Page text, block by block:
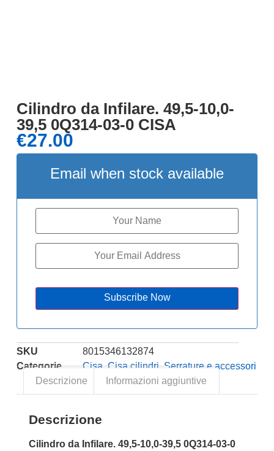
Cilindro da Infilare. 49,5-10,0-
39,5 0Q314-03-0 CISA
€27.00
Email when stock available
Subscribe Now
SKU
8015346132874
Categorie
Cisa,Cisa cilindri,Serrature e accessori
Descrizione
Informazioni aggiuntive
Descrizione
Cilindro da Infilare. 49,5-10,0-39,5 0Q314-03-0